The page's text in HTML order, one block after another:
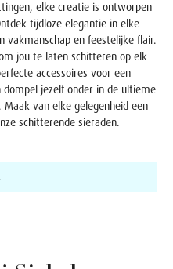
elke creatie is ontworpen
tijdloze elegantie in elke
vakmanschap en feestelijke flair.
jou te laten schitteren op elk
accessoires voor een
jezelf onder in de ultieme
van elke gelegenheid een
schitterende sieraden.